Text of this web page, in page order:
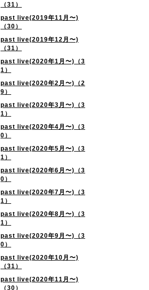
（31）
past live(2019年11月〜)
（30）
past live(2019年12月〜)
（31）
past live(2020年1月〜)（3
1）
past live(2020年2月〜)（2
9）
past live(2020年3月〜)（3
1）
past live(2020年4月〜)（3
0）
past live(2020年5月〜)（3
1）
past live(2020年6月〜)（3
0）
past live(2020年7月〜)（3
1）
past live(2020年8月〜)（3
1）
past live(2020年9月〜)（3
0）
past live(2020年10月〜)
（31）
past live(2020年11月〜)
（30）